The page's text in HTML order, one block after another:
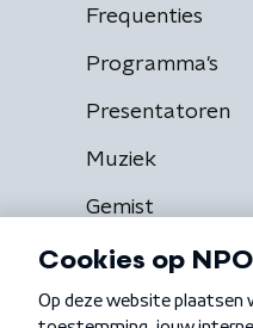
Frequenties
Programma's
Presentatoren
Muziek
Gemist